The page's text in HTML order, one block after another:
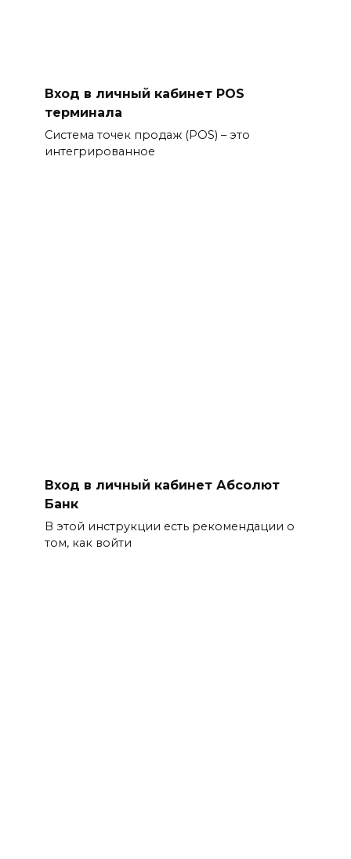
Вход в личный кабинет POS
терминала
Система точек продаж (POS) – это
интегрированное
Вход в личный кабинет Абсолют
Банк
В этой инструкции есть рекомендации о
том, как войти